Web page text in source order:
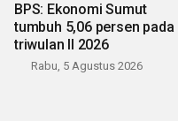
BPS: Ekonomi Sumut
tumbuh 5,06 persen pada
triwulan II 2026
Rabu, 5 Agustus 2026